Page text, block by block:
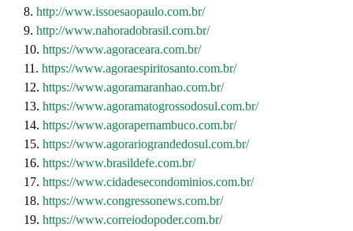
8. http://www.issoesaopaulo.com.br/
9. http://www.nahoradobrasil.com.br/
10. https://www.agoraceara.com.br/
11. https://www.agoraespiritosanto.com.br/
12. https://www.agoramaranhao.com.br/
13. https://www.agoramatogrossodosul.com.br/
14. https://www.agorapernambuco.com.br/
15. https://www.agorariograndedosul.com.br/
16. https://www.brasildefe.com.br/
17. https://www.cidadesecondominios.com.br/
18. https://www.congressonews.com.br/
19. https://www.correiodopoder.com.br/